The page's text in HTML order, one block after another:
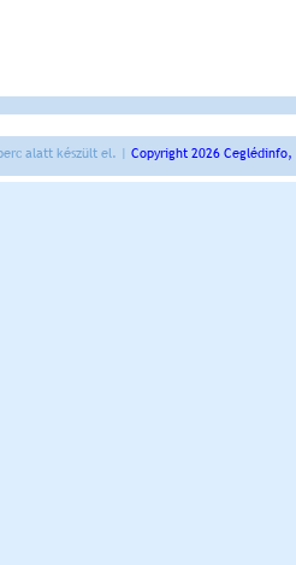
alatt készült el. | Copyright 2026